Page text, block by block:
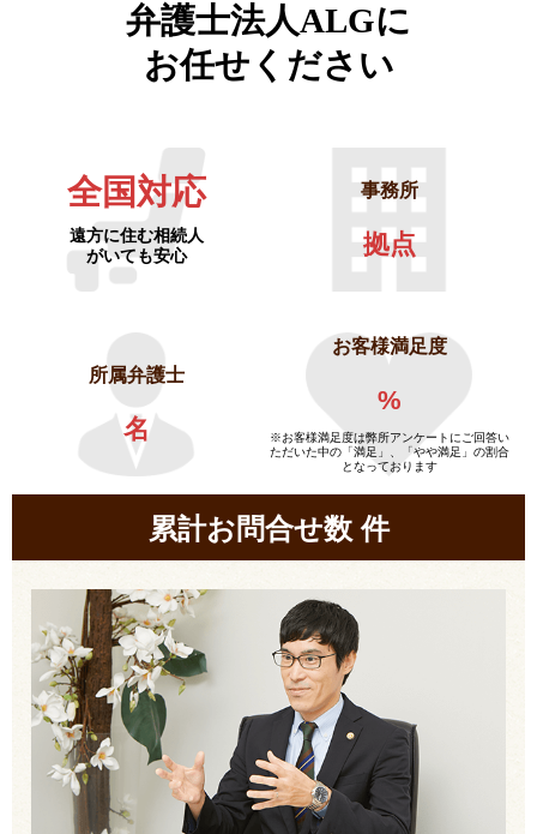
弁護士法人ALGに
お任せください
全国対応
遠方に住む相続人
がいても安心
事務所
拠点
所属弁護士
名
お客様満足度
%
※お客様満足度は弊所アンケートにご回答い
ただいた中の「満足」、「やや満足」の割合
となっております
累計お問合せ数件